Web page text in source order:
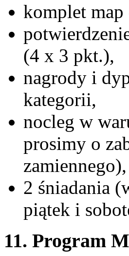
komplet map
(4 x 3 pkt.),
nagrody i
kategorii,
nocleg w
prosimy o
zamiennego),
2 śniadania
piątek i
11. Program